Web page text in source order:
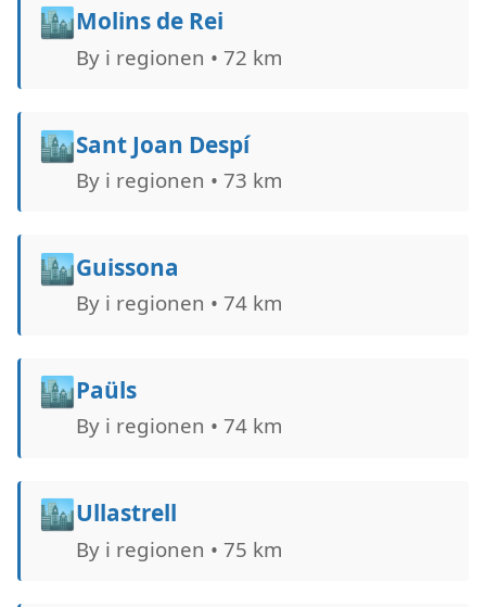
🏙️Molins de Rei
By i regionen • 72 km
🏙️Sant Joan Despí
By i regionen • 73 km
🏙️Guissona
By i regionen • 74 km
🏙️Paüls
By i regionen • 74 km
🏙️Ullastrell
By i regionen • 75 km